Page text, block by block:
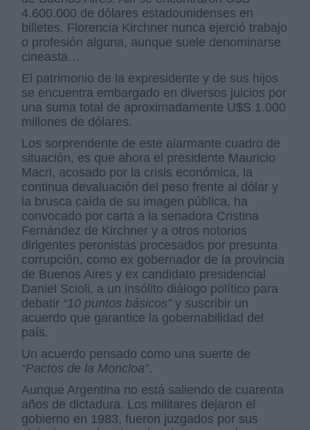
4.600.000 de dólares estadounidenses en
billetes. Florencia Kirchner nunca ejerció trabajo
o profesión alguna, aunque suele denominarse
cineasta…
El patrimonio de la expresidente y de sus hijos
se encuentra embargado en diversos juicios por
una suma total de aproximadamente U$S 1.000
millones de dólares.
Los sorprendente de este alarmante cuadro de
situación, es que ahora el presidente Mauricio
Macri, acosado por la crisis económica, la
continua devaluación del peso frente al dólar y
la brusca caída de su imagen pública, ha
convocado por carta a la senadora Cristina
Fernández de Kirchner y a otros notorios
dirigentes peronistas procesados por presunta
corrupción, como ex gobernador de la provincia
de Buenos Aires y ex candidato presidencial
Daniel Scioli, a un insólito diálogo político para
debatir “10 puntos básicos”y suscribir un
acuerdo que garantice la gobernabilidad del
país.
Un acuerdo pensado como una suerte de
“Pactos de la Moncloa”.
Aunque Argentina no está saliendo de cuarenta
años de dictadura. Los militares dejaron el
gobierno en 1983, fueron juzgados por sus